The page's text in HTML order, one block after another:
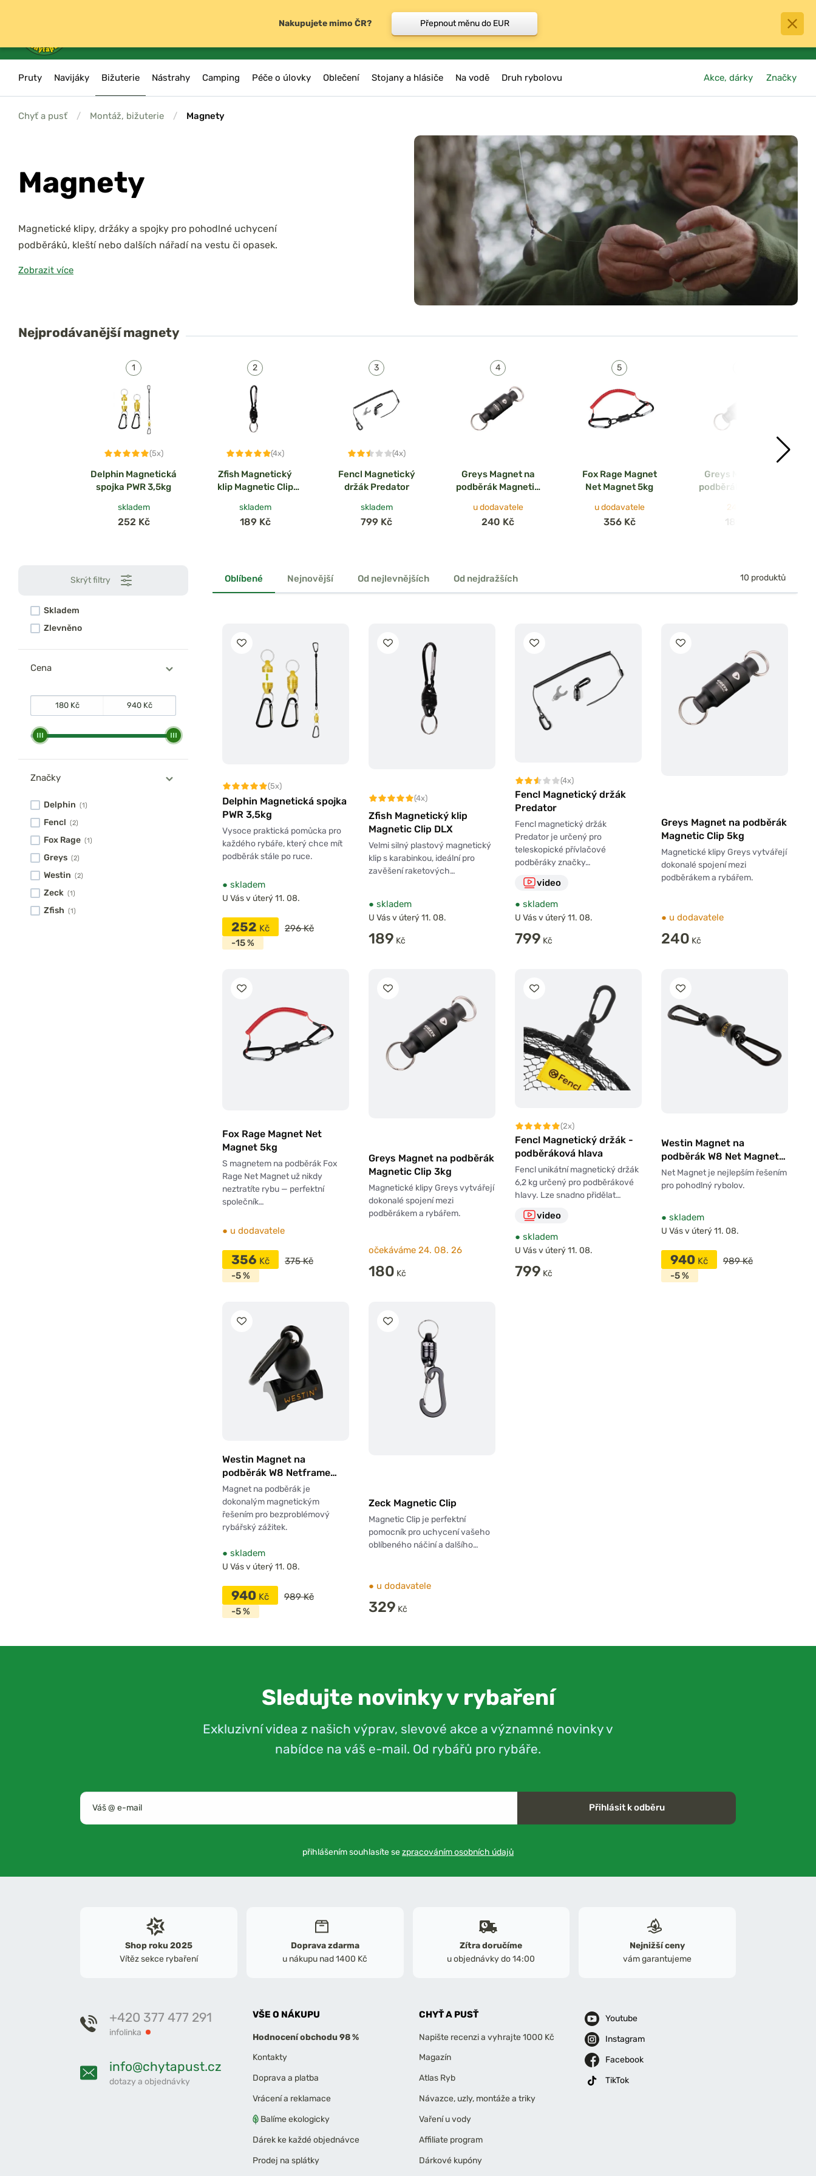
0
košík
Pruty Navijáky Bižuterie Nástrahy Camping Péče o úlovky Oblečení Stojany a hlásiče Na vodě Druh rybolovu Akce, dárky Značky
Chyť a pusť / Montáž, bižuterie / Magnety
Magnety
Magnetické klipy, držáky a spojky pro pohodlné uchycení
podběráků, kleští nebo dalších nářadí na vestu či opasek.
V kategorii Magnety najdete praktické magnetické klipy, spojky a držáky,
Jsou ideální pro rybáře, kteří chtějí mít své pomůcky vždy při ruce a
zároveň bezpečně zajištěné proti ztrátě. Nabízené modely se liší tvarem,
Zobrazit více
Nejprodávanějšímagnety
(5x)
Delphin Magnetická
spojka PWR 3,5kg
skladem
252 Kč
(4x)
Zfish Magnetický
klip Magnetic Clip
skladem
189 Kč
(4x)
Fencl Magnetický
držák Predator
skladem
799 Kč
Greys Magnet na
podběrák Magnetic
u dodavatele
240 Kč
Fox Rage Magnet
Net Magnet 5kg
u dodavatele
356 Kč
Greys Magnet na
podběrák Magnetic
24. 08.
180 Kč
Skrýt filtry
Skladem
Zlevněno
Cena
Značky
Delphin (1)
Fencl (2)
Fox Rage (1)
Greys (2)
Westin (2)
Zeck (1)
Zfish (1)
Oblíbené Nejnovější Od nejlevnějších Od nejdražších 10 produktů
(5x)
Delphin Magnetická spojka
PWR 3,5kg
Vysoce praktická pomůcka pro
každého rybáře, který chce mít
podběrák stále po ruce.
● skladem
U Vás v úterý 11. 08.
252 Kč
296 Kč
-15 %
(4x)
Zfish Magnetický klip
Magnetic Clip DLX
Velmi silný plastový magnetický
klip s karabinkou, ideální pro
zavěšení raketových…
● skladem
U Vás v úterý 11. 08.
189 Kč
(4x)
Fencl Magnetický držák
Predator
Fencl magnetický držák
Predator je určený pro
teleskopické přívlačové
podběráky značky…
video
● skladem
U Vás v úterý 11. 08.
799 Kč
Greys Magnet na podběrák
Magnetic Clip 5kg
Magnetické klipy Greys vytvářejí
dokonalé spojení mezi
podběrákem a rybářem.
● u dodavatele
240 Kč
Fox Rage Magnet Net
Magnet 5kg
S magnetem na podběrák Fox
Rage Net Magnet už nikdy
neztratíte rybu — perfektní
společník…
● u dodavatele
356 Kč
375 Kč
-5 %
Greys Magnet na podběrák
Magnetic Clip 3kg
Magnetické klipy Greys vytvářejí
dokonalé spojení mezi
podběrákem a rybářem.
očekáváme 24. 08. 26
180 Kč
(2x)
Fencl Magnetický držák -
podběráková hlava
Fencl unikátní magnetický držák
6,2 kg určený pro podběrákové
hlavy. Lze snadno přidělat…
video
● skladem
U Vás v úterý 11. 08.
799 Kč
Westin Magnet na
podběrák W8 Net Magnet
5,5kg Black
Net Magnet je nejlepším řešením
pro pohodlný rybolov.
● skladem
U Vás v úterý 11. 08.
940 Kč
989 Kč
-5 %
Westin Magnet na
podběrák W8 Netframe
Magnet 5,5kg Black
Magnet na podběrák je
dokonalým magnetickým
řešením pro bezproblémový
rybářský zážitek.
● skladem
U Vás v úterý 11. 08.
940 Kč
989 Kč
-5 %
Zeck Magnetic Clip
Magnetic Clip je perfektní
pomocník pro uchycení vašeho
oblíbeného náčiní a dalšího…
● u dodavatele
329 Kč
Sledujte novinky v rybaření
Exkluzivní videa z našich výprav, slevové akce a významné novinky v
nabídce na váš e-mail. Od rybářů pro rybáře.
Přihlásit k odběru
přihlášením souhlasíte sezpracováním osobních údajů
Shop roku 2025
Vítěz sekce rybaření
Doprava zdarma
u nákupu nad 1400 Kč
Zítra doručíme
u objednávky do 14:00
Nejnižší ceny
vám garantujeme
+420 377 477 291
infolinka
info@chytapust.cz
dotazy a objednávky
VŠE O NÁKUPU
Hodnocení obchodu 98 %
Kontakty
Doprava a platba
Vrácení a reklamace
Balíme ekologicky
Dárek ke každé objednávce
Prodej na splátky
CHYŤ A PUSŤ
Napište recenzi a vyhrajte 1000 Kč
Magazín
Atlas Ryb
Návazce, uzly, montáže a triky
Vaření u vody
Affiliate program
Dárkové kupóny
Youtube
Instagram
Facebook
TikTok
Nakupujete mimo ČR? Přepnout měnu do EUR